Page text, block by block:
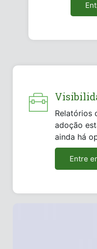
Relatórios
adoção
ainda há
Entre